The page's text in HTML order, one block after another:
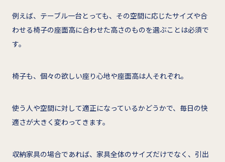
例えば、テーブル一台とっても、その空間に応じたサイズや合
わせる椅子の座面高に合わせた高さのものを選ぶことは必須で
す。
椅子も、個々の欲しい座り心地や座面高は人それぞれ。
使う人や空間に対して適正になっているかどうかで、毎日の快
適さが大きく変わってきます。
収納家具の場合であれば、家具全体のサイズだけでなく、引出